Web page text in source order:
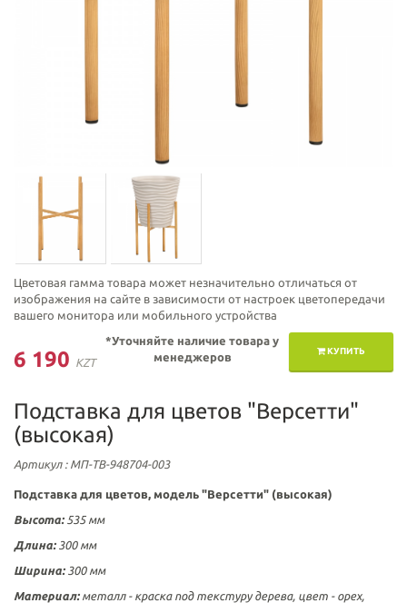
Цветовая гамма товара может незначительно отличаться от
изображения на сайте в зависимости от настроек цветопередачи
вашего монитора или мобильного устройства
6 190 KZT
КУПИТЬ
*Уточняйте наличие товара у
менеджеров
Подставка для цветов "Версетти"
(высокая)
Артикул: МП-ТВ-948704-003
Подставка для цветов, модель "Версетти" (высокая)
Высота:535 мм
Длина: 300 мм
Ширина: 300 мм
Материал: металл- краска под текстуру дерева, цвет - орех,